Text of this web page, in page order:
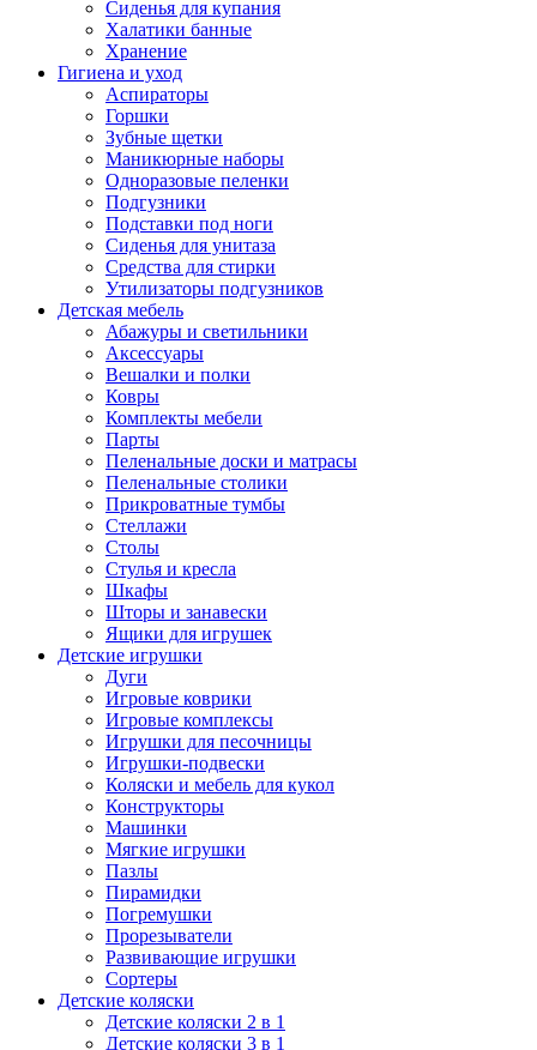
Сиденья для купания
Халатики банные
Хранение
Гигиена и уход
Аспираторы
Горшки
Зубные щетки
Маникюрные наборы
Одноразовые пеленки
Подгузники
Подставки под ноги
Сиденья для унитаза
Средства для стирки
Утилизаторы подгузников
Детская мебель
Абажуры и светильники
Аксессуары
Вешалки и полки
Ковры
Комплекты мебели
Парты
Пеленальные доски и матрасы
Пеленальные столики
Прикроватные тумбы
Стеллажи
Столы
Стулья и кресла
Шкафы
Шторы и занавески
Ящики для игрушек
Детские игрушки
Дуги
Игровые коврики
Игровые комплексы
Игрушки для песочницы
Игрушки-подвески
Коляски и мебель для кукол
Конструкторы
Машинки
Мягкие игрушки
Пазлы
Пирамидки
Погремушки
Прорезыватели
Развивающие игрушки
Сортеры
Детские коляски
Детские коляски 2 в 1
Детские коляски 3 в 1